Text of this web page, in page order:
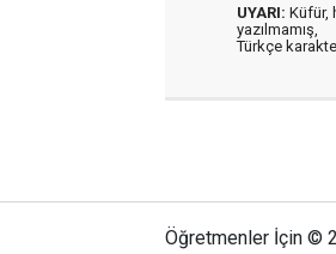
UYARI: Küfür,
yazılmamış,
Türkçe
Öğretmenler İçin ©